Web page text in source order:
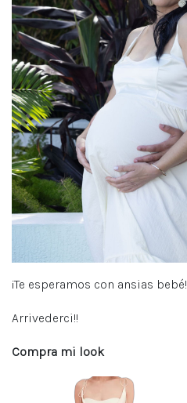
¡Te esperamos con ansias bebé!
Arrivederci!!
Compra mi look